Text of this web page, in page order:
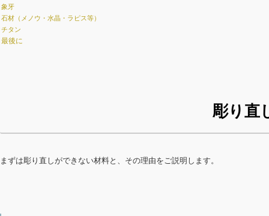
象牙
石材（メノウ・水晶・ラピス等）
チタン
最後に
彫り直
まずは彫り直しができない材料と、その理由をご説明します。